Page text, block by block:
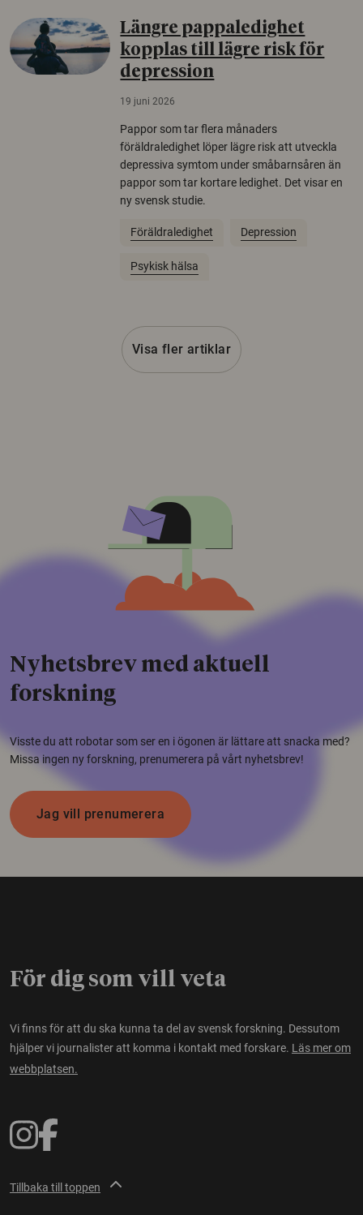
Längre pappaledighet
kopplas till lägre risk för
depression
19 juni 2026
Pappor som tar flera månaders
föräldraledighet löper lägre risk att utveckla
depressiva symtom under småbarnsåren än
pappor som tar kortare ledighet. Det visar en
ny svensk studie.
Föräldraledighet Depression
Psykisk hälsa
Visa fler artiklar
Nyhetsbrev med aktuell
forskning
Visste du att robotar som ser en i ögonen är lättare att snacka med?
Missa ingen ny forskning, prenumerera på vårt nyhetsbrev!
Jag vill prenumerera
För dig som vill veta
Vi finns för att du ska kunna ta del av svensk forskning. Dessutom
hjälper vi journalister att komma i kontakt med forskare. Läs mer om
webbplatsen.
Tillbaka till toppen